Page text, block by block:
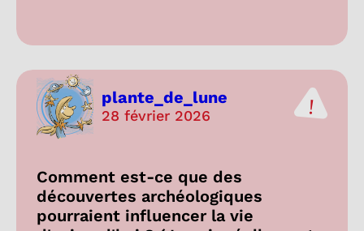
plante_de_lune
28 février 2026
Comment est-ce que des
découvertes archéologiques
pourraient influencer la vie